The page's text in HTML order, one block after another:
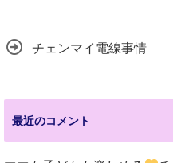
チェンマイ電線事情
最近のコメント